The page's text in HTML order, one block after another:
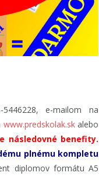
e-mailom na
www.predskolak.skalebo
následovné benefity.
plnému kompletu
diplomov formátu A5